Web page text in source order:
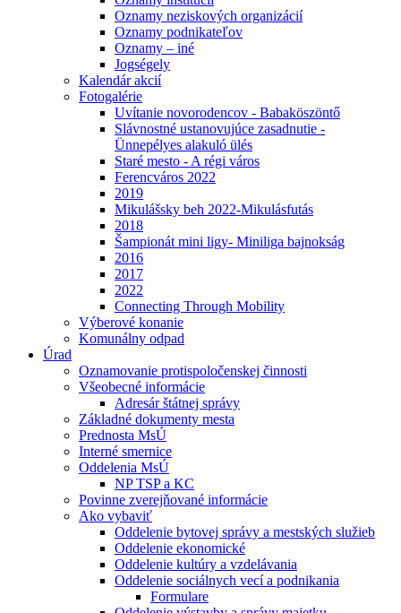
Oznamy neziskových organizácií
Oznamy podnikateľov
Oznamy – iné
Jogségely
Kalendár akcií
Fotogalérie
Uvítanie novorodencov - Babaköszöntő
Slávnostné ustanovujúce zasadnutie -
Ünnepélyes alakuló ülés
Staré mesto - A régi város
Ferencváros 2022
2019
Mikulášsky beh 2022-Mikulásfutás
2018
Šampionát mini ligy- Miniliga bajnokság
2016
2017
2022
Connecting Through Mobility
Výberové konanie
Komunálny odpad
Úrad
Oznamovanie protispoločenskej činnosti
Všeobecné informácie
Adresár štátnej správy
Základné dokumenty mesta
Prednosta MsÚ
Interné smernice
Oddelenia MsÚ
NP TSP a KC
Povinne zverejňované informácie
Ako vybaviť
Oddelenie bytovej správy a mestských služieb
Oddelenie ekonomické
Oddelenie kultúry a vzdelávania
Oddelenie sociálnych vecí a podnikania
Formulare